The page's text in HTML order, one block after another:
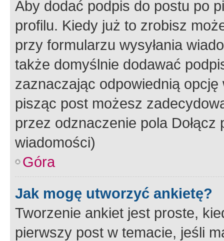
Aby dodać podpis do postu po
profilu. Kiedy już to zrobisz
przy formularzu wysyłania
także domyślnie dodawać
zaznaczając odpowiednią
pisząc post możesz
przez odznaczenie pola
wiadomości)
Góra
Jak mogę utworzyć ankietę?
Tworzenie ankiet jest proste,
pierwszy post w temacie, jeśli